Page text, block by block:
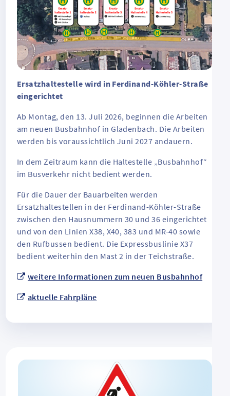
Ersatzhaltestelle wird in Ferdinand-Köhler-Straße
eingerichtet
Ab Montag, den 13. Juli 2026, beginnen die Arbeiten
am neuen Busbahnhof in Gladenbach. Die Arbeiten
werden bis voraussichtlich Juni 2027 andauern.
In dem Zeitraum kann die Haltestelle „Busbahnhof“
im Busverkehr nicht bedient werden.
Für die Dauer der Bauarbeiten werden
Ersatzhaltestellen in der Ferdinand-Köhler-Straße
zwischen den Hausnummern 30 und 36 eingerichtet
und von den Linien X38, X40, 383 und MR-40 sowie
den Rufbussen bedient. Die Expressbuslinie X37
bedient weiterhin den Mast 2 in der Teichstraße.
weitere Informationen zum neuen Busbahnhof
aktuelle Fahrpläne